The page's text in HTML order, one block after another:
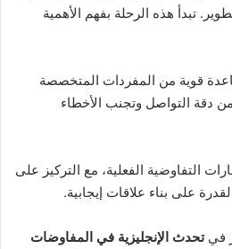
تبدأ هذه الرحلة بفهم الأهمية
قوية من المفردات المتخصصة
دقة التواصل وتجنب الأخطاء
التفاوضية الفعلية، مع التركيز على
على بناء علاقات إيجابية.
فيتحدث الإنجليزية في المفاوضات